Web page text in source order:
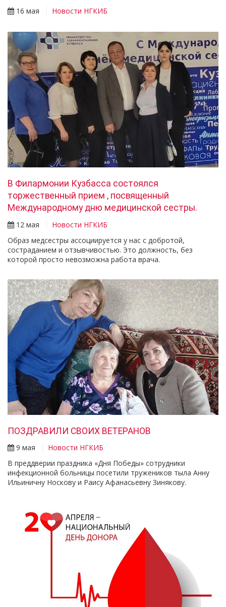
16 мая Новости НГКИБ
В Филармонии Кузбасса состоялся
торжественный прием , посвященный
Международному дню медицинской сестры.
12 мая
Новости НГКИБ
Образ медсестры ассоциируется у нас с добротой,
состраданием и отзывчивостью. Это должность, без
которой просто невозможна работа врача.
ПОЗДРАВИЛИ СВОИХ ВЕТЕРАНОВ
9 мая
Новости НГКИБ
В преддверии праздника «Дня Победы» сотрудники
инфекционной больницы посетили тружеников тыла Анну
Ильиничну Носкову и Раису Афанасьевну Зинякову. ⠀ ⠀